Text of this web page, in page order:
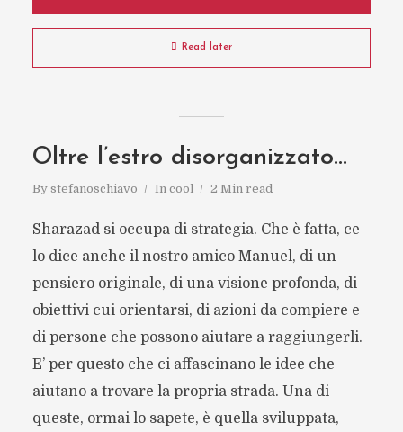
Read later
Oltre l’estro disorganizzato…
By stefanoschiavo In cool 2 Min read
Sharazad si occupa di strategia. Che è fatta, ce
lo dice anche il nostro amico Manuel, di un
pensiero originale, di una visione profonda, di
obiettivi cui orientarsi, di azioni da compiere e
di persone che possono aiutare a raggiungerli.
E’ per questo che ci affascinano le idee che
aiutano a trovare la propria strada. Una di
queste, ormai lo sapete, è quella sviluppata,